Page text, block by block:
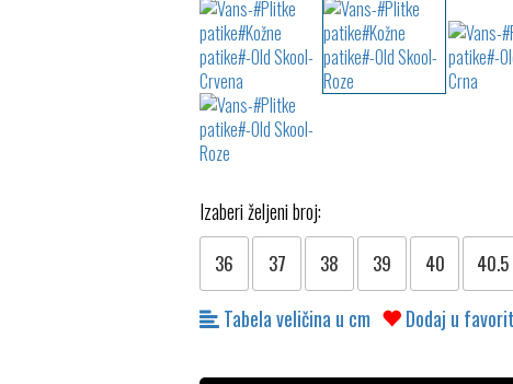
Izaberi željeni broj:
36 37 38 39 40 40.5
Tabela veličina u cm Dodaj u